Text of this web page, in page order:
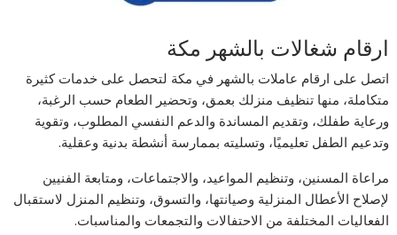
ارقام شغالات بالشهر مكة
اتصل على ارقام عاملات بالشهر في مكة لتحصل على خدمات كثيرة
متكاملة، منها تنظيف منزلك بعمق، وتحضير الطعام حسب الرغبة،
ورعاية طفلك، وتقديم المساندة والدعم النفسي المطلوب، وتقوية
وتدعيم الطفل تعليميًا، وتسليته بممارسة أنشطة بدنية وعقلية.
مراعاة المسنين، وتنظيم المواعيد، والاجتماعات، ومتابعة الفنيين
لإصلاح الأعطال المنزلية وصيانتها، والتسوق، وتنظيم المنزل لاستقبال
الفعاليات المختلفة من الاحتفالات والتجمعات والمناسبات.